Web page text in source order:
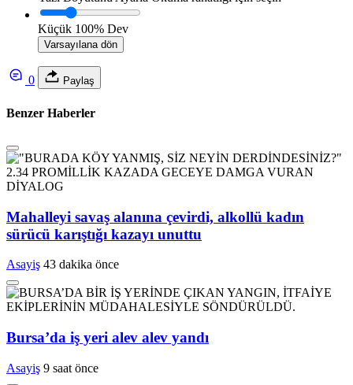
Küçük 100% Dev
Varsayılana dön
0 Paylaş
Benzer Haberler
Mahalleyi savaş alanına çevirdi, alkollü kadın
sürücü karıştığı kazayı unuttu
Asayiş 43 dakika önce
Bursa’da iş yeri alev alev yandı
Asayiş 9 saat önce